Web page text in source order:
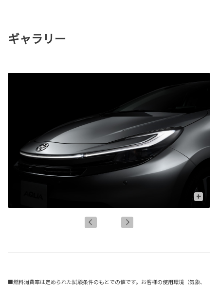
ギャラリー
+
■燃料消費率は定められた試験条件のもとでの値です。お客様の使用環境（気象、